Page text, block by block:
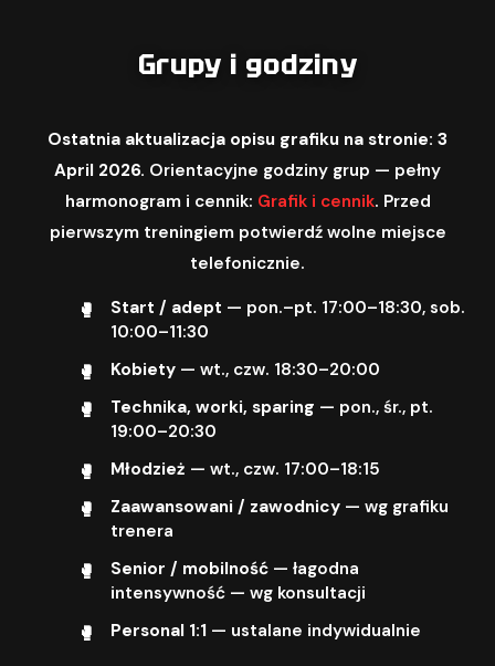
Grupy i godziny
Ostatnia aktualizacja opisu grafiku na stronie: 3
April 2026. Orientacyjne godziny grup — pełny
harmonogram i cennik: Grafik i cennik. Przed
pierwszym treningiem potwierdź wolne miejsce
telefonicznie.
Start / adept — pon.–pt. 17:00–18:30, sob.
10:00–11:30
Kobiety— wt., czw. 18:30–20:00
Technika, worki, sparing — pon., śr., pt.
19:00–20:30
Młodzież — wt., czw. 17:00–18:15
Zaawansowani / zawodnicy— wg grafiku
trenera
Senior / mobilność— łagodna
intensywność — wg konsultacji
Personal 1:1 — ustalane indywidualnie